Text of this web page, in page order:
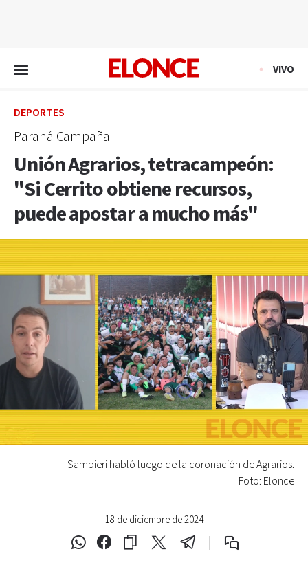
VIVO
DEPORTES
Paraná Campaña
Unión Agrarios, tetracampeón:
"Si Cerrito obtiene recursos,
puede apostar a mucho más"
18 de diciembre de 2024
Sampieri habló luego de la coronación de Agrarios.
Foto: Elonce